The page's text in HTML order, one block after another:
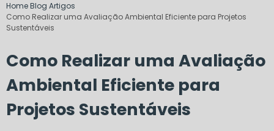
HomeBlog Artigos
Como Realizar uma Avaliação Ambiental Eficiente para Projetos
Sustentáveis
Como Realizar uma Avaliação
Ambiental Eficiente para
Projetos Sustentáveis